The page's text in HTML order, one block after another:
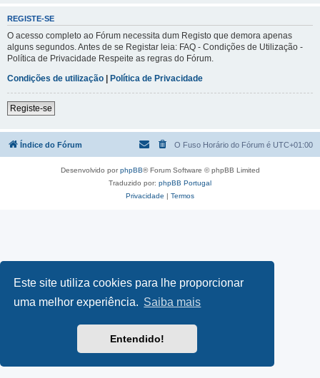
Este site utiliza cookies para lhe proporcionar
uma melhor experiência. Saiba mais
Entendido!
REGISTE-SE
O acesso completo ao Fórum necessita dum Registo que demora apenas
alguns segundos. Antes de se Registar leia: FAQ - Condições de Utilização -
Política de Privacidade Respeite as regras do Fórum.
Condições de utilização | Política de Privacidade
Registe-se
Índice do Fórum O Fuso Horário do Fórum é UTC+01:00
Desenvolvido porphpBB® Forum Software © phpBB Limited
Traduzido por: phpBB Portugal
Privacidade | Termos